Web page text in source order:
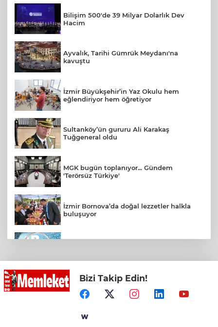
Bilişim 500'de 39 Milyar Dolarlık Dev
Hacim
Ayvalık, Tarihi Gümrük Meydanı'na
kavuştu
İzmir Büyükşehir’in Yaz Okulu hem
eğlendiriyor hem öğretiyor
Sultanköy’ün gururu Ali Karakaş
Tuğgeneral oldu
MGK bugün toplanıyor... Gündem
'Terörsüz Türkiye'
İzmir Bornova’da doğal lezzetler halkla
buluşuyor
Konya Taş Bina'da festivale özel video
mapping ve drone gösterisi büyüledi
Mardin Kızıltepe Meclis Platformu’ndan
Bizi Takip Edin!